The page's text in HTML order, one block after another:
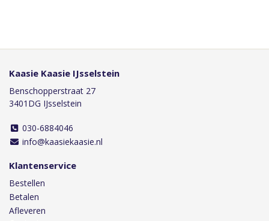
Kaasie Kaasie IJsselstein
Benschopperstraat 27
3401DG IJsselstein
030-6884046
info@kaasiekaasie.nl
Klantenservice
Bestellen
Betalen
Afleveren